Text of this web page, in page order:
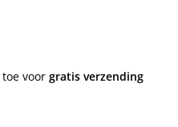
toe voor gratis verzending